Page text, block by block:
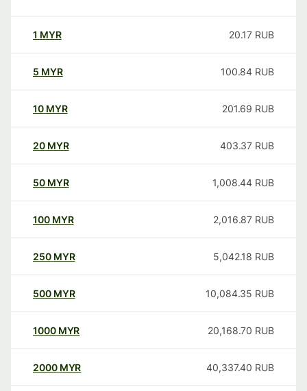
1 MYR 20.17 RUB
5 MYR 100.84 RUB
10 MYR 201.69 RUB
20 MYR 403.37 RUB
50 MYR 1,008.44 RUB
100 MYR 2,016.87 RUB
250 MYR 5,042.18 RUB
500 MYR 10,084.35 RUB
1000 MYR 20,168.70 RUB
2000 MYR 40,337.40 RUB